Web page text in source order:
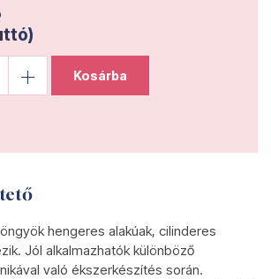
Kosárba
hengeres alakúak, cilinderes
Jól alkalmazhatók különböző
való ékszerkészítés során.